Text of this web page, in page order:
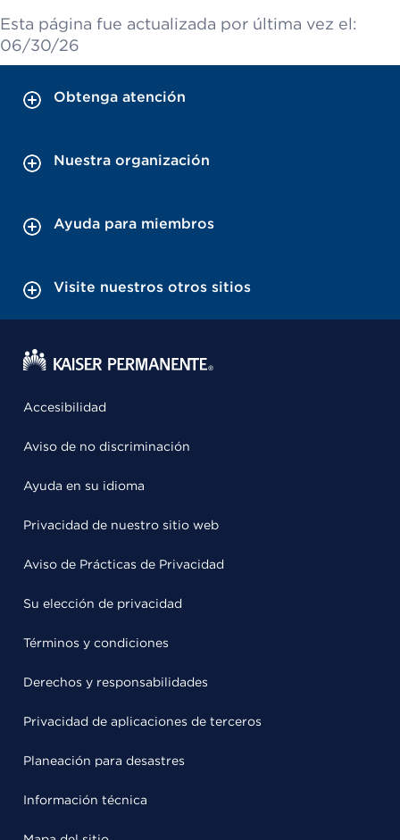
Esta página fue actualizada por última vez el:
06/30/26
Obtenga atención
Nuestra organización
Ayuda para miembros
Visite nuestros otros sitios
Accesibilidad
Aviso de no discriminación
Ayuda en su idioma
Privacidad de nuestro sitio web
Aviso de Prácticas de Privacidad
Su elección de privacidad
Términos y condiciones
Derechos y responsabilidades
Privacidad de aplicaciones de terceros
Planeación para desastres
Información técnica